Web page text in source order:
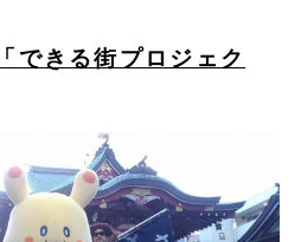
できる街プロジェク